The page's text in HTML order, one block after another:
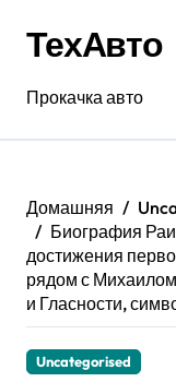
содержанию
ТехАвто
Прокачка авто
Домашняя
Биография
достижения
рядом с
и Гласности,
Uncategorised